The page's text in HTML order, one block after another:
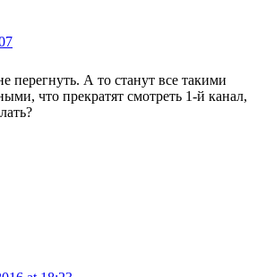
перегнуть. А то станут все такими
что прекратят смотреть 1-й канал,